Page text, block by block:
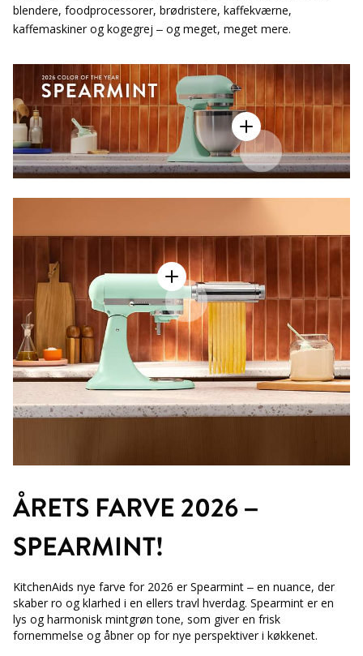
blendere, foodprocessorer, brødristere, kaffekværne,
kaffemaskiner og kogegrej – og meget, meget mere.
ÅRETS FARVE 2026 –
SPEARMINT!
KitchenAids nye farve for 2026 er Spearmint – en nuance, der
skaber ro og klarhed i en ellers travl hverdag. Spearmint er en
lys og harmonisk mintgrøn tone, som giver en frisk
fornemmelse og åbner op for nye perspektiver i køkkenet.